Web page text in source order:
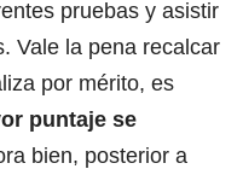
pruebas y asistir
Vale la pena recalcar
por mérito, es
puntaje se
bien, posterior a